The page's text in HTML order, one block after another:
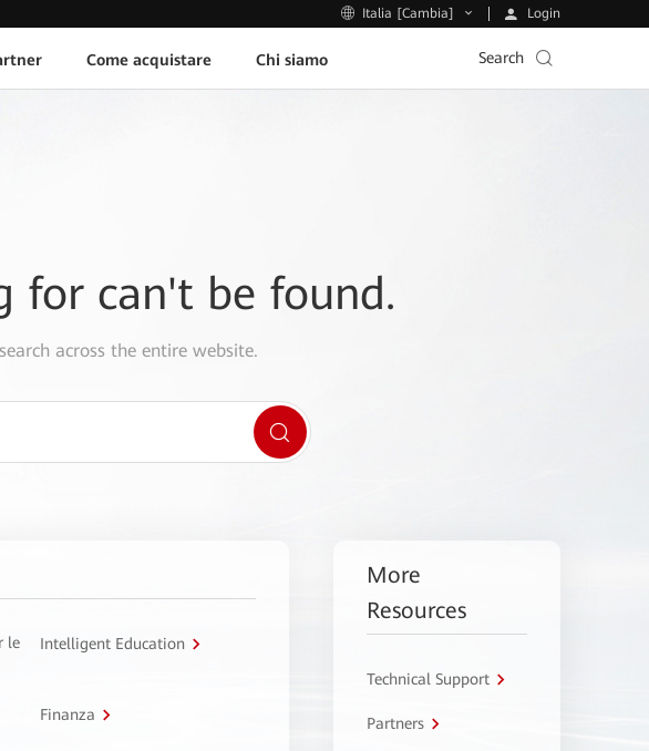
Italia [Cambia] Login
Come acquistare Chi siamo Search
for can't be found.
across the entire website.
le
Intelligent Education
Finanza
More
Resources
Technical Support
Partners